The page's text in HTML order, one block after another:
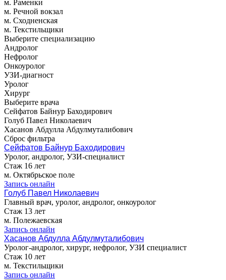
м. Раменки
м. Речной вокзал
м. Сходненская
м. Текстильщики
Выберите специализацию
Андролог
Нефролог
Онкоуролог
УЗИ-диагност
Уролог
Хирург
Выберите врача
Сейфатов Байнур Баходирович
Голуб Павел Николаевич
Хасанов Абдулла Абдулмуталибович
Сброс фильтра
Сейфатов Байнур Баходирович
Уролог, андролог, УЗИ-специалист
Стаж 16 лет
м. Октябрьское поле
Запись онлайн
Голуб Павел Николаевич
Главный врач, уролог, андролог, онкоуролог
Стаж 13 лет
м. Полежаевская
Запись онлайн
Хасанов Абдулла Абдулмуталибович
Уролог-андролог, хирург, нефролог, УЗИ специалист
Стаж 10 лет
м. Текстильщики
Запись онлайн